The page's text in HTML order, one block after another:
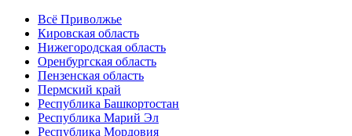
Всё Приволжье
Кировская область
Нижегородская область
Оренбургская область
Пензенская область
Пермский край
Республика Башкортостан
Республика Марий Эл
Республика Мордовия